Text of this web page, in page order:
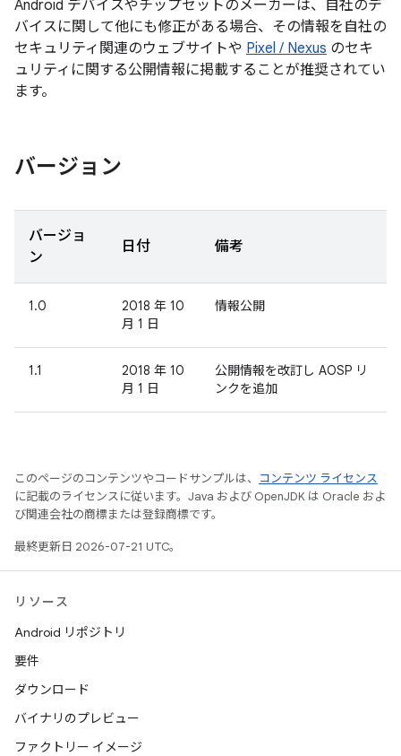
Android デバイスやチップセットのメーカーは、自社のデ
バイスに関して他にも修正がある場合、その情報を自社の
セキュリティ関連のウェブサイトや Pixel / Nexus のセキ
ュリティに関する公開情報に掲載することが推奨されてい
ます。
バージョン
バージョ
ン
日付 備考
1.0
2018 年 10
月 1 日
情報公開
1.1
2018 年 10
月 1 日
公開情報を改訂し AOSP リ
ンクを追加
このページのコンテンツやコードサンプルは、
コンテンツ ライセンス
に記載のライセンスに従います。Java および OpenJDK は Oracle およ
び関連会社の商標または登録商標です。
最終更新日 2026-07-21 UTC。
リソース
Android リポジトリ
要件
ダウンロード
バイナリのプレビュー
ファクトリー イメージ